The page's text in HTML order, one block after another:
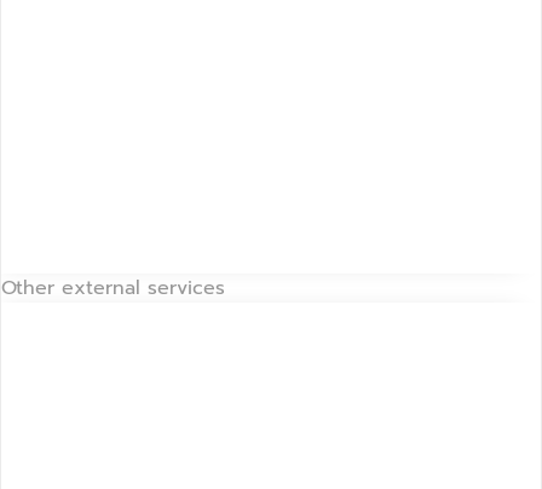
Other external services